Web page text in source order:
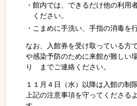
館内では、できるだけ他の利用
ください。
こまめに手洗い、手指の消毒を
なお、入館券を受け取っている方
や感染予防のために来館が難しい
り までご連絡ください。
１１月４日（水）以降は入館の制
上記の注意事項を守ってくださる